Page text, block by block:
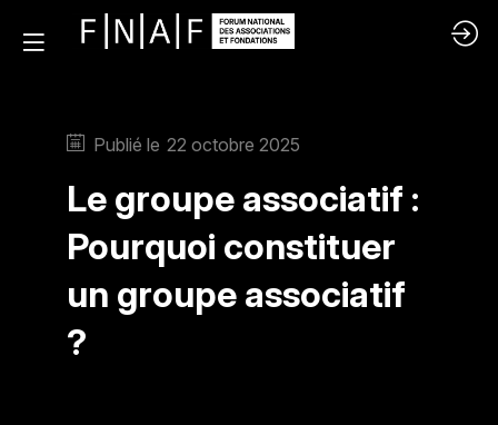
Publié le 22 octobre 2025
Le groupe associatif :
Pourquoi constituer
un groupe associatif
?